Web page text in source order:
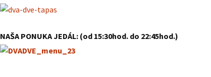
NAŠA PONUKA JEDÁL: (od 15:30hod. do 22:45hod.)